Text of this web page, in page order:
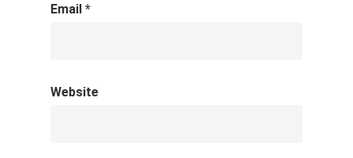
Email *
Website